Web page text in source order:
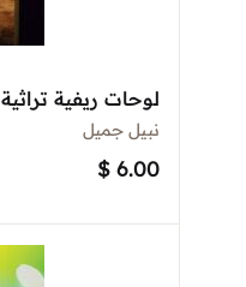
لوحات ريفية تراثية
نبيل جميل
$ 6.00